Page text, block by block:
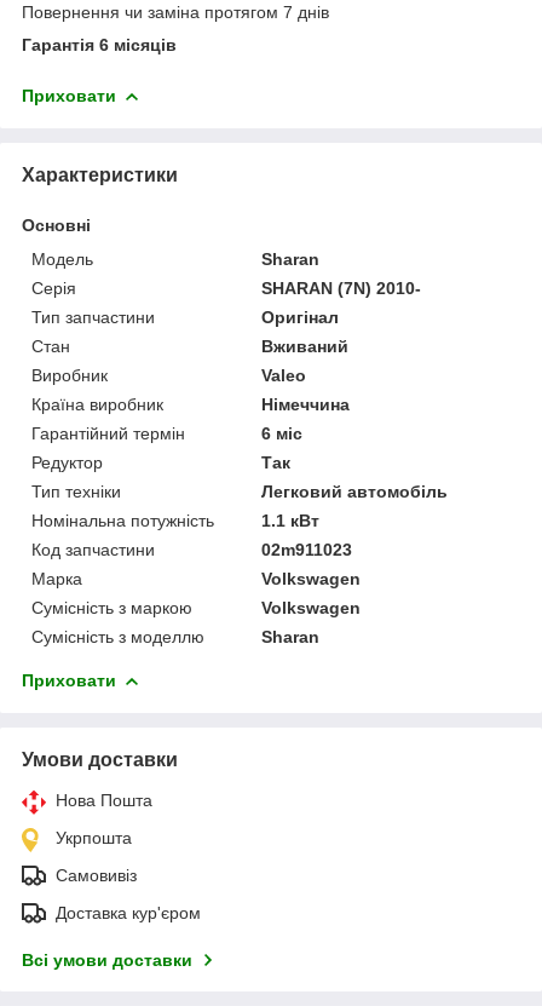
Повернення чи заміна протягом 7 днів
Гарантія 6 місяців
Приховати
Характеристики
Основні
Модель
Sharan
Серія
SHARAN (7N) 2010-
Тип запчастини
Оригінал
Стан
Вживаний
Виробник
Valeo
Країна виробник
Німеччина
Гарантійний термін
6 міс
Редуктор
Так
Тип техніки
Легковий автомобіль
Номінальна потужність
1.1 кВт
Код запчастини
02m911023
Марка
Volkswagen
Сумісність з маркою
Volkswagen
Сумісність з моделлю
Sharan
Приховати
Умови доставки
Нова Пошта
Укрпошта
Самовивіз
Доставка кур'єром
Всі умови доставки